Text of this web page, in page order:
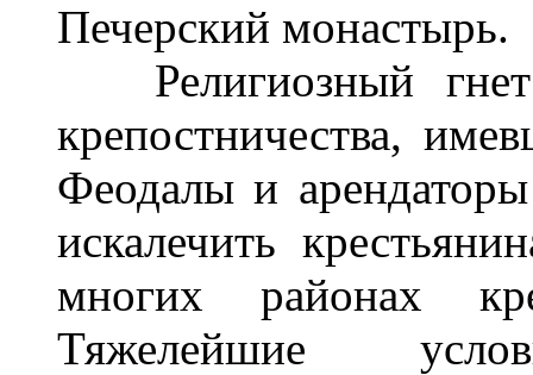
Печерский монастырь.
Религиозный гнет
крепостничества,
Феодалы и
искалечить
многих районах
Тяжелейшие